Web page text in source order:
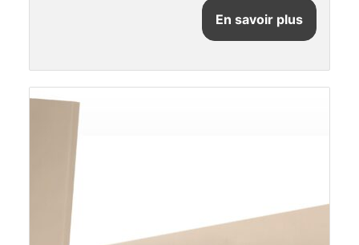
En savoir plus